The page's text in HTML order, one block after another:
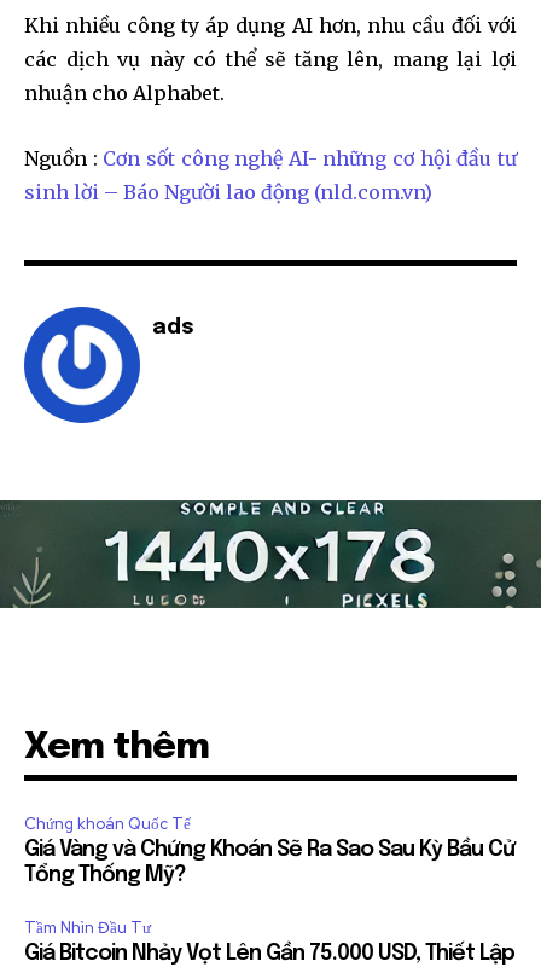
Khi nhiều công ty áp dụng AI hơn, nhu cầu đối với
các dịch vụ này có thể sẽ tăng lên, mang lại lợi
nhuận cho Alphabet.
Nguồn : Cơn sốt công nghệ AI- những cơ hội đầu tư
sinh lời – Báo Người lao động (nld.com.vn)
ads
Xem thêm
Chứng khoán Quốc Tế
Giá Vàng và Chứng Khoán Sẽ Ra Sao Sau Kỳ Bầu Cử
Tổng Thống Mỹ?
Tầm Nhìn Đầu Tư
Giá Bitcoin Nhảy Vọt Lên Gần 75.000 USD, Thiết Lập